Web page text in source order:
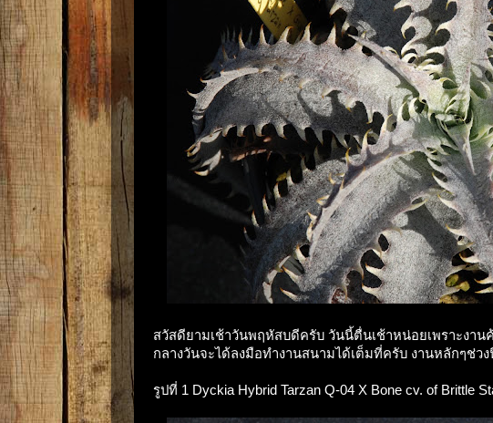
สวัสดียามเช้าวันพฤหัสบดีครับ วันนี้ตื่นเช้าหน่อยเพราะงาน
กลางวันจะได้ลงมือทำงานสนามได้เต็มที่ครับ งานหลักๆช่ว
รูปที่ 1 Dyckia Hybrid Tarzan Q-04 X Bone cv. of Brittle